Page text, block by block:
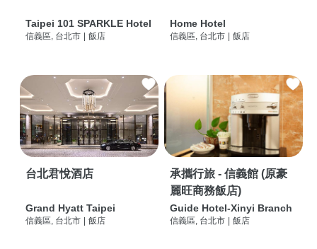
Taipei 101 SPARKLE Hotel
信義區, 台北市 飯店
Home Hotel
信義區, 台北市 飯店
台北君悅酒店
Grand Hyatt Taipei
信義區, 台北市 飯店
承攜行旅 - 信義館 (原豪
麗旺商務飯店)
Guide Hotel-Xinyi Branch
信義區, 台北市 飯店